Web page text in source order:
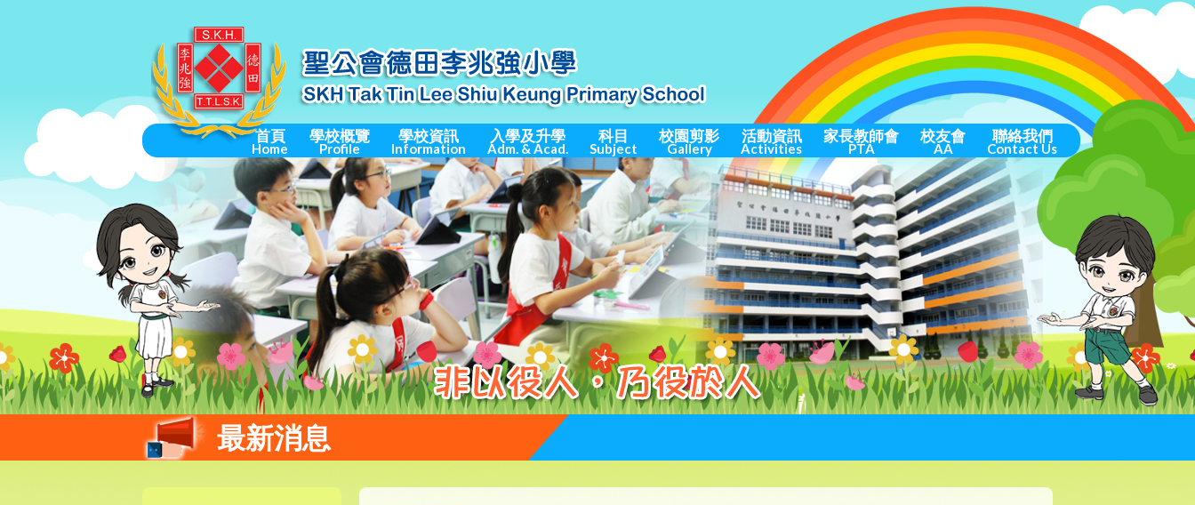
首頁
Home
學校概覽
Profile
學校資訊
Information
入學及升學
Adm. & Acad.
科目
Subject
校園剪影
Gallery
活動資訊
Activities
家長教師會
PTA
校友會
AA
聯絡我們
Contact Us
最新消息